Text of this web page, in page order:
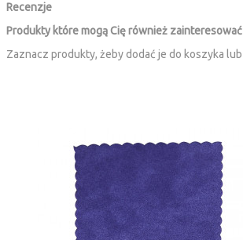
Recenzje
Produkty które mogą Cię również zainteresować
Zaznacz produkty, żeby dodać je do koszyka lub